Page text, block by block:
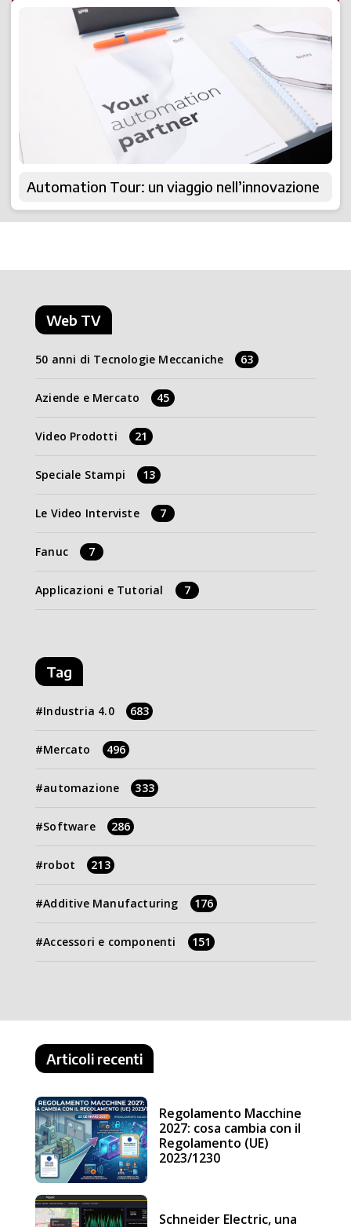
Automation Tour: un viaggio nell’innovazione
Web TV
50 anni di Tecnologie Meccaniche 63
Aziende e Mercato 45
Video Prodotti 21
Speciale Stampi 13
Le Video Interviste 7
Fanuc 7
Applicazioni e Tutorial 7
Tag
Industria 4.0 683
Mercato 496
automazione 333
Software 286
robot 213
Additive Manufacturing 176
Accessori e componenti 151
Articoli recenti
Regolamento Macchine
2027: cosa cambia con il
Regolamento (UE)
2023/1230
Schneider Electric, una